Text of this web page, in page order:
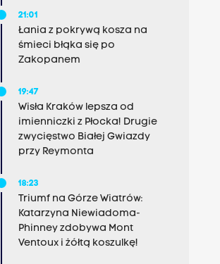
21:01
Łania z pokrywą kosza na
śmieci błąka się po
Zakopanem
19:47
Wisła Kraków lepsza od
imienniczki z Płocka! Drugie
zwycięstwo Białej Gwiazdy
przy Reymonta
18:23
Triumf na Górze Wiatrów:
Katarzyna Niewiadoma-
Phinney zdobywa Mont
Ventoux i żółtą koszulkę!